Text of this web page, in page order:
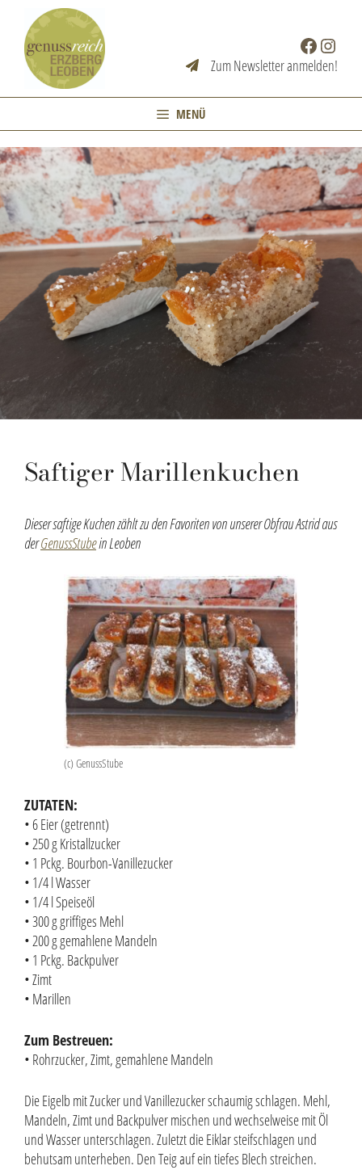
springen
Facebook
Zum Newsletter anmelden!
MENÜ
Saftiger Marillenkuchen
Dieser saftige Kuchen zählt zu den Favoriten von unserer Obfrau Astrid aus
derGenussStubein Leoben
(c) GenussStube
ZUTATEN:
• 6 Eier (getrennt)
• 250 g Kristallzucker
• 1 Pckg. Bourbon-Vanillezucker
• 1/4 l Wasser
• 1/4 l Speiseöl
• 300 g griffiges Mehl
• 200 g gemahlene Mandeln
• 1 Pckg. Backpulver
• Zimt
• Marillen
Zum Bestreuen:
• Rohrzucker, Zimt, gemahlene Mandeln
Die Eigelb mit Zucker und Vanillezucker schaumig schlagen. Mehl,
Mandeln, Zimt und Backpulver mischen und wechselweise mit Öl
und Wasser unterschlagen. Zuletzt die Eiklar steifschlagen und
behutsam unterheben. Den Teig auf ein tiefes Blech streichen.